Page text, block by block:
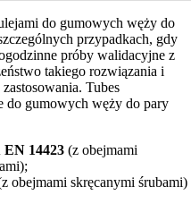
do gumowych węży do
przypadkach, gdy
próby walidacyjne z
takiego rozwiązania i
Tubes
do gumowych węży do pary
EN 14423 (z obejmami
obejmami skręcanymi śrubami)